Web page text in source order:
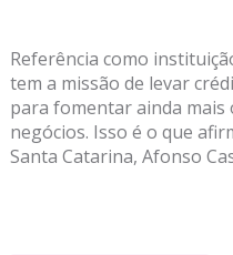
Referência como
tem a missão de levar
para fomentar ainda mais
negócios. Isso é o que
Santa Catarina, Afonso